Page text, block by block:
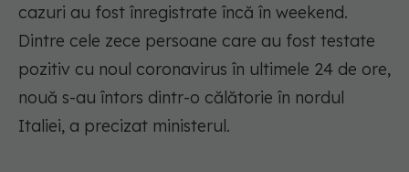
cazuri au fost înregistrate încă în weekend.
Dintre cele zece persoane care au fost testate
pozitiv cu noul coronavirus în ultimele 24 de ore,
nouă s-au întors dintr-o călătorie în nordul
Italiei, a precizat ministerul.